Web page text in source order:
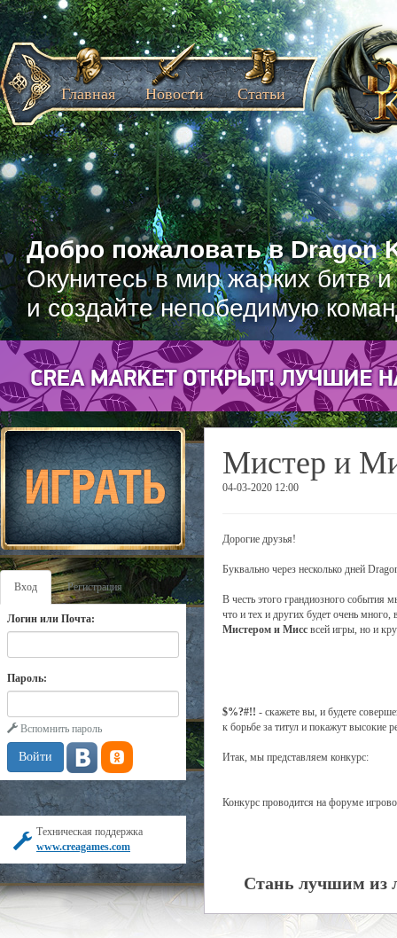
Добро пожаловать в Dragon
Окунитесь в мир жарких битв
и создайте непобедимую
Главная Новости Статьи
Вход Регистрация
Логин или Почта:
Пароль:
Вспомнить пароль
Техническая поддержка
www.creagames.com
Мистер и
04-03-2020 12:00
Дорогие друзья!
Буквально через несколько дней
В честь этого грандиозного события
что и тех и других будет очень
Мистером и Мисс всей игры, но и
$%?#!! - скажете вы, и будете
к борьбе за титул и покажут высокие
Итак, мы представляем конкурс:
Конкурс проводится на форуме
Стань лучшим из